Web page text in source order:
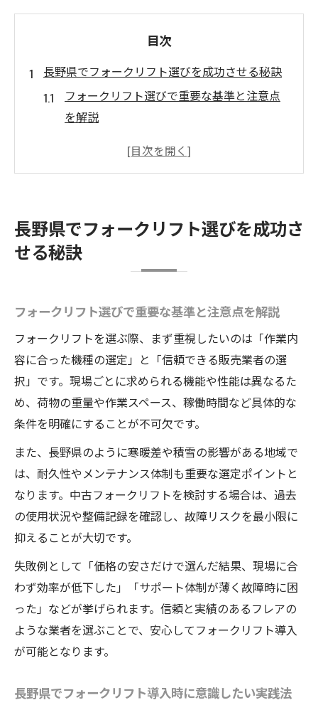
目次
長野県でフォークリフト選びを成功させる秘訣
フォークリフト選びで重要な基準と注意点
を解説
長野県でフォークリフト導入時に意識した
フォークリフトの安全対策と選定ポイント
紹介
長野県の作業現場で使いやすい機種の特徴
フレアを活用したフォークリフト探しの流れ
しを実現
フォークリフト検索から見積依頼までの手
順解説
フレアで失敗しないフォークリフト選定の
現場のニーズに合ったフォークリフト探し
のコツ
フレアサービス活用による比較検討のポイ
ント
フォークリフト選びで支持されるフレアの
強み
フレアが提供する安心感と充実のサポート
体制
ービス
長野県でフォークリフト選びを成功さ
せる秘訣
フォークリフト選びで重要な基準と注意点を解説
フォークリフトを選ぶ際、まず重視したいのは「作業内
容に合った機種の選定」と「信頼できる販売業者の選
択」です。現場ごとに求められる機能や性能は異なるた
め、荷物の重量や作業スペース、稼働時間など具体的な
条件を明確にすることが不可欠です。
また、長野県のように寒暖差や積雪の影響がある地域で
は、耐久性やメンテナンス体制も重要な選定ポイントと
なります。中古フォークリフトを検討する場合は、過去
の使用状況や整備記録を確認し、故障リスクを最小限に
抑えることが大切です。
失敗例として「価格の安さだけで選んだ結果、現場に合
わず効率が低下した」「サポート体制が薄く故障時に困
った」などが挙げられます。信頼と実績のあるフレアの
ような業者を選ぶことで、安心してフォークリフト導入
が可能となります。
長野県でフォークリフト導入時に意識したい実践法